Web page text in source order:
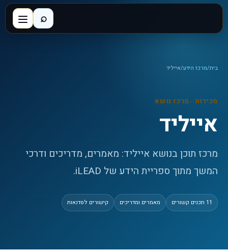
⌕
בית/מרכז הידע/אייליד
מכירות· מרכז נושא
אייליד
מרכז תוכן בנושא אייליד: מאמרים, מדריכים ודרכי
המשך מתוך ספריית הידע של iLEAD.
11 תכנים קשורים מאמרים ומדריכים קישורים לסדנאות